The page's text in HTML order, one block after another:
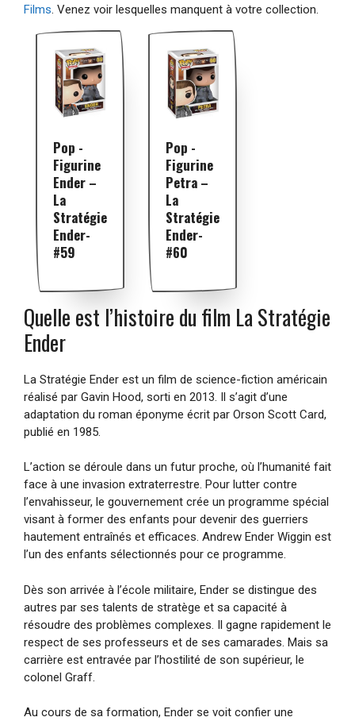
Films. Venez voir lesquelles manquent à votre collection.
Pop -
Figurine
Ender –
La
Stratégie
Ender-
#59
Pop -
Figurine
Petra –
La
Stratégie
Ender-
#60
Quelle est l’histoire du film La Stratégie
Ender
La Stratégie Ender est un film de science-fiction américain
réalisé par Gavin Hood, sorti en 2013. Il s’agit d’une
adaptation du roman éponyme écrit par Orson Scott Card,
publié en 1985.
L’action se déroule dans un futur proche, où l’humanité fait
face à une invasion extraterrestre. Pour lutter contre
l’envahisseur, le gouvernement crée un programme spécial
visant à former des enfants pour devenir des guerriers
hautement entraînés et efficaces. Andrew Ender Wiggin est
l’un des enfants sélectionnés pour ce programme.
Dès son arrivée à l’école militaire, Ender se distingue des
autres par ses talents de stratège et sa capacité à
résoudre des problèmes complexes. Il gagne rapidement le
respect de ses professeurs et de ses camarades. Mais sa
carrière est entravée par l’hostilité de son supérieur, le
colonel Graff.
Au cours de sa formation, Ender se voit confier une